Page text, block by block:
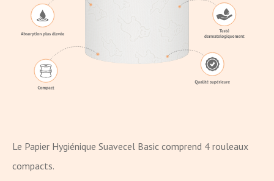
Le Papier Hygiénique Suavecel Basic comprend 4 rouleaux
compacts.